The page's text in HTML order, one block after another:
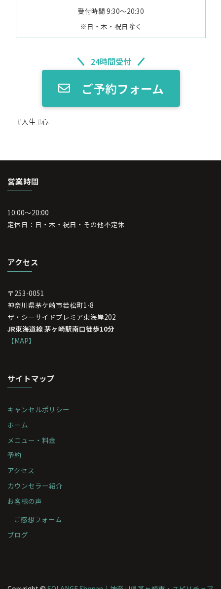
受付時間 9:30～20:30
※日・木・祝日除く
24時間受付
ご予約フォーム
#人生#心
営業時間
10:00～20:00
定休日：日・木・祝日・その他不定休
アクセス
〒253-0051
神奈川県茅ケ崎市若松町1-8
ザ・シーサイドプレミア東海岸202
JR東海道線 茅ヶ崎駅南口徒歩10分
【MAP】
サイトマップ
キャンセルポリシー
ホーム
メニュー・料金
予約
アクセス
カウンセラー紹介
お客様の声
ご感想フォーム
ブログ